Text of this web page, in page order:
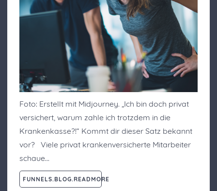
Foto: Erstellt mit Midjourney. „Ich bin doch privat
versichert, warum zahle ich trotzdem in die
Krankenkasse?!“ Kommt dir dieser Satz bekannt
vor? Viele privat krankenversicherte Mitarbeiter
schaue…
FUNNELS.BLOG.READMORE